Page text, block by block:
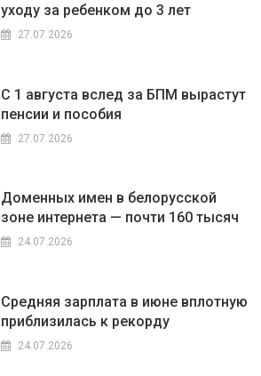
уходу за ребенком до 3 лет
27.07.2026
С 1 августа вслед за БПМ вырастут
пенсии и пособия
27.07.2026
Доменных имен в белорусской
зоне интернета — почти 160 тысяч
24.07.2026
Средняя зарплата в июне вплотную
приблизилась к рекорду
24.07.2026